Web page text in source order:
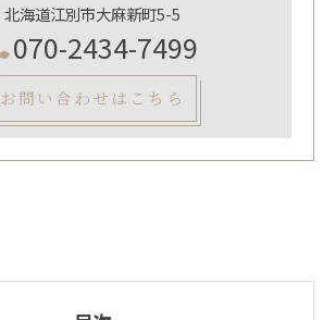
北海道江別市大麻新町5-5
070-2434-7499
お問い合わせはこちら